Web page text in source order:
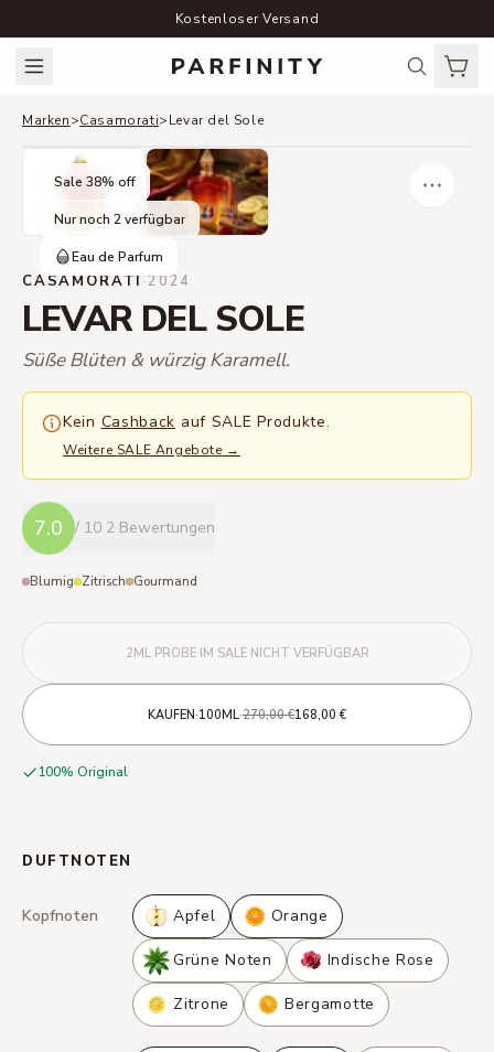
Kostenloser Versand
Marken>Casamorati>Levar del Sole
Sale 38% off
Nur noch 2 verfügbar
Eau de Parfum
CASAMORATI·2024
LEVAR DEL SOLE
Süße Blüten & würzig Karamell.
Kein Cashback auf SALE Produkte.
Weitere SALE Angebote →
7.0 / 10 2 Bewertungen
Blumig Zitrisch Gourmand
2ML PROBE IM SALE NICHT VERFÜGBAR
KAUFEN·100ML·270,00 €168,00 €
100% Original
DUFTNOTEN
Kopfnoten Apfel Orange
Grüne Noten Indische Rose
Zitrone Bergamotte